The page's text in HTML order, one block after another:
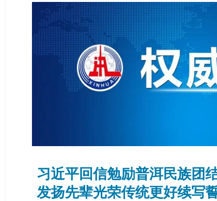
习近平回信勉励普洱民族团
发扬先辈光荣传统更好续写